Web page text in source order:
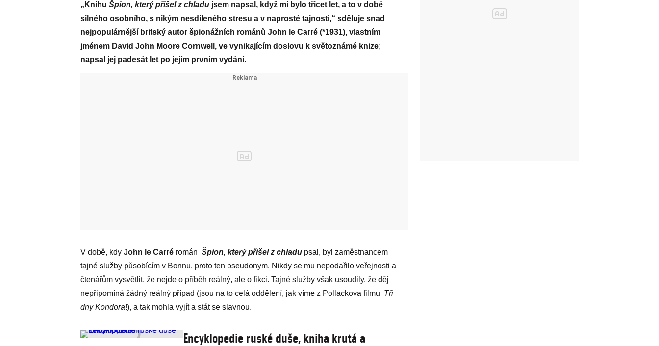
„Knihu Špion, který přišel z chladu jsem napsal, když mi bylo třicet let, a to v době
silného osobního, s nikým nesdíleného stresu a v naprosté tajnosti,“ sděluje snad
nejpopulárnější britský autor špionážních románů John le Carré (*1931), vlastním
jménem David John Moore Cornwell, ve vynikajícím doslovu k světoznámé knize;
napsal jej padesát let po jejím prvním vydání.
V době, kdy John le Carré román Špion, který přišel z chladu psal, byl zaměstnancem
tajné služby působícím v Bonnu, proto ten pseudonym. Nikdy se mu nepodařilo veřejnosti a
čtenářům vysvětlit, že nejde o příběh reálný, ale o fikci. Tajné služby však usoudily, že děj
nepřipomíná žádný reálný případ (jsou na to celá oddělení, jak víme z Pollackova filmu Tři
dny Kondora!), a tak mohla vyjít a stát se slavnou.
Encyklopedie ruské duše, kniha krutá a